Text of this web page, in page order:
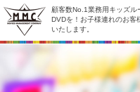
顧客数No.1業務用キッズ
DVDを！お子様連れのお客
いたします。